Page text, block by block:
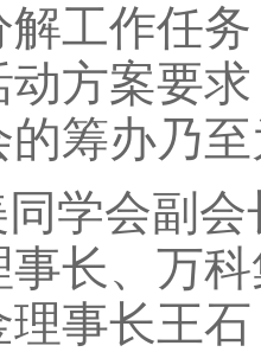
工作任
动方案要
筹办乃
学会副
事长、万
事长王